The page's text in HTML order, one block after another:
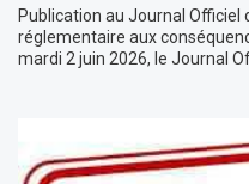
Publication au Journal Officiel
réglementaire aux
mardi 2 juin 2026, le Journal